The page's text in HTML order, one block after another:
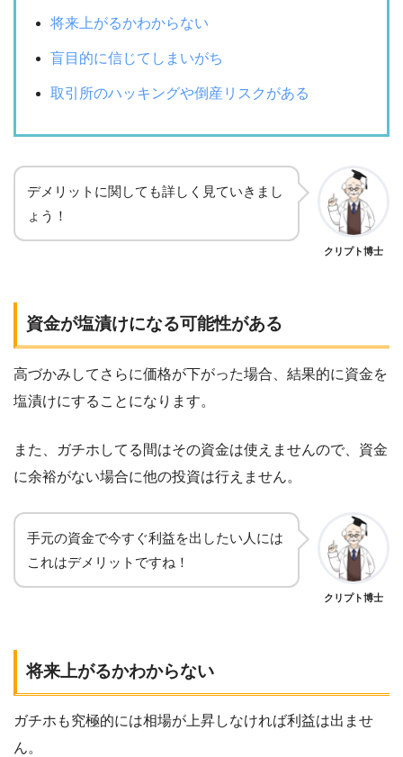
将来上がるかわからない
盲目的に信じてしまいがち
取引所のハッキングや倒産リスクがある
デメリットに関しても詳しく見ていきまし
ょう！
クリプト博士
資金が塩漬けになる可能性がある
高づかみしてさらに価格が下がった場合、結果的に資金を
塩漬けにすることになります。
また、ガチホしてる間はその資金は使えませんので、資金
に余裕がない場合に他の投資は行えません。
手元の資金で今すぐ利益を出したい人には
これはデメリットですね！
クリプト博士
将来上がるかわからない
ガチホも究極的には相場が上昇しなければ利益は出ませ
ん。